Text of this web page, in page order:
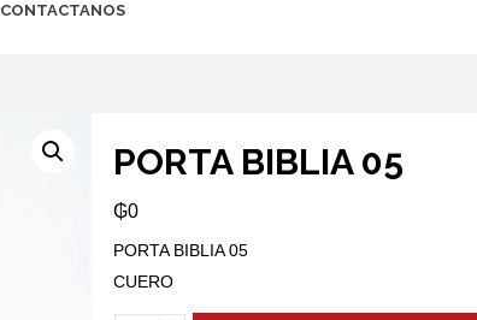
CONTACTANOS
PORTA BIBLIA 05
₲0
PORTA BIBLIA 05
CUERO